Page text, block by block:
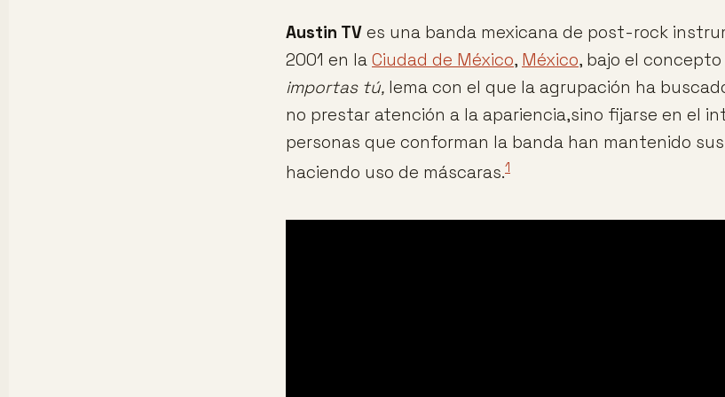
Austin TV es una banda mexicana de post-rock
2001 en la Ciudad de México, México, bajo el concepto
importas tú, lema con el que la agrupación ha
no prestar atención a la apariencia,sino fijarse en el
personas que conforman la banda han mantenido
haciendo uso de máscaras.1